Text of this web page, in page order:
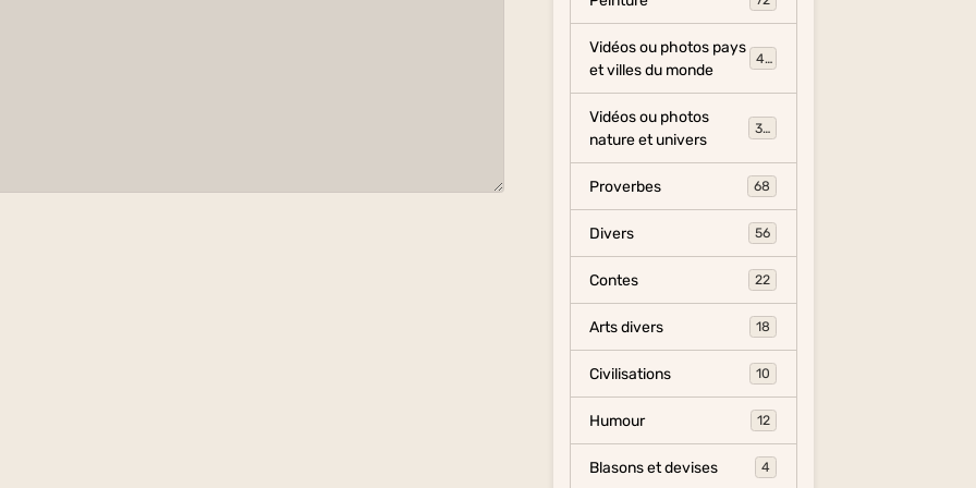
Vidéos ou photos pays
et villes du monde
454
Vidéos ou photos
nature et univers
325
Proverbes 68
Divers 56
Contes 22
Arts divers 18
Civilisations 10
Humour 12
Blasons et devises 4